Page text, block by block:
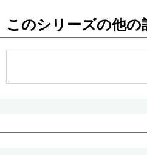
このシリーズの他の